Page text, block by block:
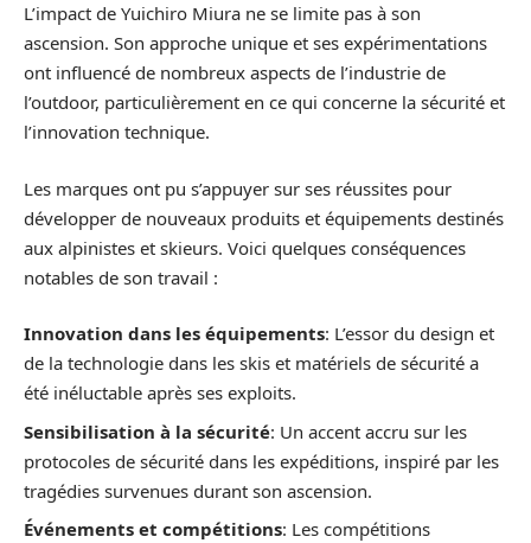
L’impact de Yuichiro Miura ne se limite pas à son
ascension. Son approche unique et ses expérimentations
ont influencé de nombreux aspects de l’industrie de
l’outdoor, particulièrement en ce qui concerne la sécurité et
l’innovation technique.
Les marques ont pu s’appuyer sur ses réussites pour
développer de nouveaux produits et équipements destinés
aux alpinistes et skieurs. Voici quelques conséquences
notables de son travail :
Innovation dans les équipements: L’essor du design et
de la technologie dans les skis et matériels de sécurité a
été inéluctable après ses exploits.
Sensibilisation à la sécurité: Un accent accru sur les
protocoles de sécurité dans les expéditions, inspiré par les
tragédies survenues durant son ascension.
Événements et compétitions: Les compétitions